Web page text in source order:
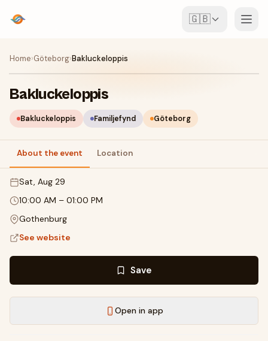
🇬🇧
Events
Map
Venues
For Organisers
Create event
Home›Göteborg›Bakluckeloppis
Bakluckeloppis
Bakluckeloppis Familjefynd Göteborg
About the event Location
Sat, Aug 29
10:00 AM – 01:00 PM
Gothenburg
See website
Save
Open in app